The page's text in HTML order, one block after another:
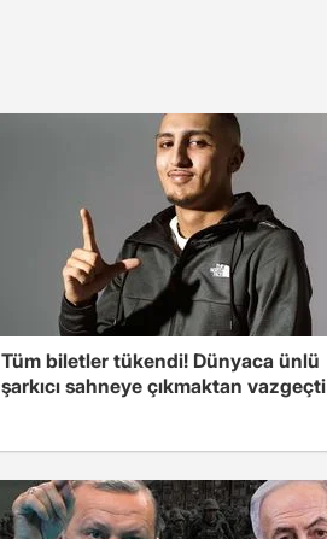
Tüm biletler tükendi! Dünyaca ünlü
şarkıcı sahneye çıkmaktan vazgeçti